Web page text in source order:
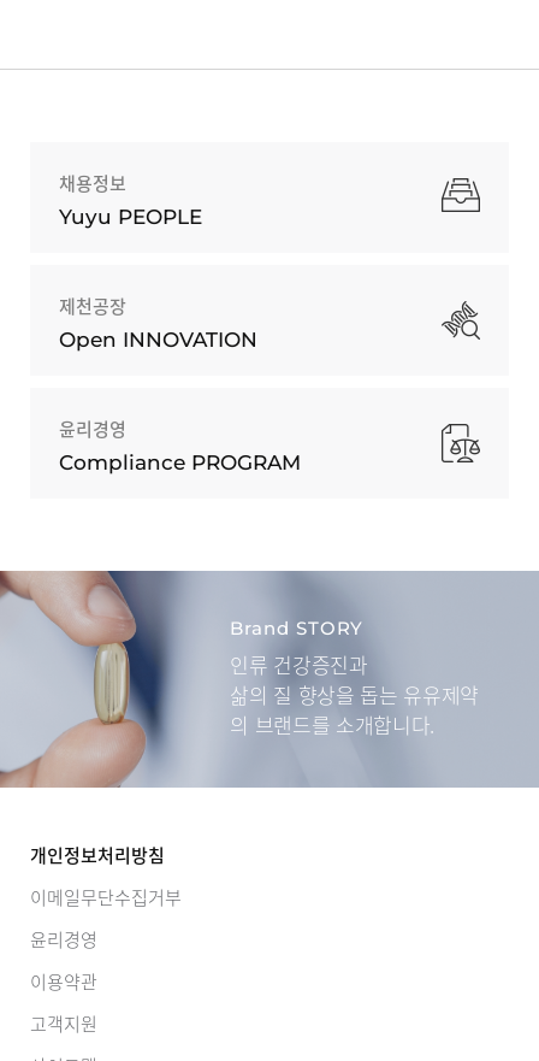
채용정보
Yuyu PEOPLE
제천공장
Open INNOVATION
윤리경영
Compliance PROGRAM
Brand STORY
인류 건강증진과
삶의 질 향상을 돕는 유유제약
의 브랜드를 소개합니다.
개인정보처리방침
이메일무단수집거부
윤리경영
이용약관
고객지원